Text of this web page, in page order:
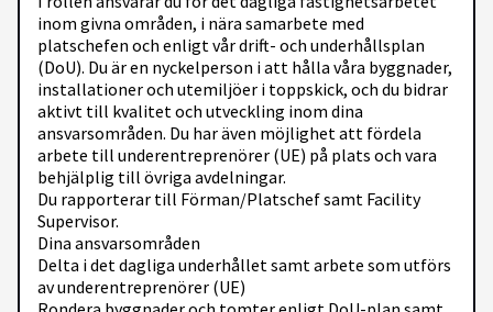
inom givna områden, i nära samarbete med
platschefen och enligt vår drift- och underhållsplan
(DoU). Du är en nyckelperson i att hålla våra byggnader,
installationer och utemiljöer i toppskick, och du bidrar
aktivt till kvalitet och utveckling inom dina
ansvarsområden. Du har även möjlighet att fördela
arbete till underentreprenörer (UE) på plats och vara
behjälplig till övriga avdelningar.
Du rapporterar till Förman/Platschef samt Facility
Supervisor.
Dina ansvarsområden
Delta i det dagliga underhållet samt arbete som utförs
av underentreprenörer (UE)